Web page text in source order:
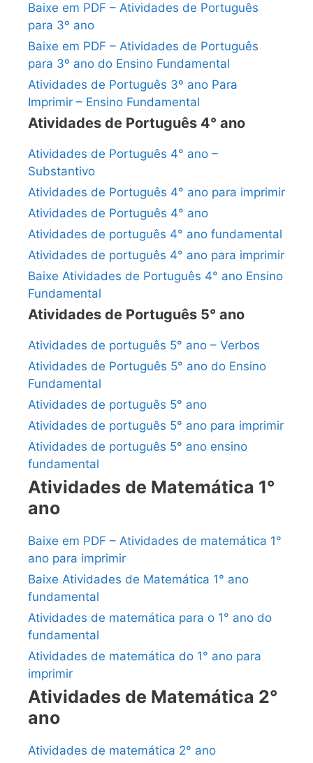
Baixe em PDF – Atividades de Português
para 3º ano
Baixe em PDF – Atividades de Português
para 3º ano do Ensino Fundamental
Atividades de Português 3º ano Para
Imprimir – Ensino Fundamental
Atividades de Português 4° ano
Atividades de Português 4° ano –
Substantivo
Atividades de Português 4° ano para imprimir
Atividades de Português 4° ano
Atividades de português 4° ano fundamental
Atividades de português 4° ano para imprimir
Baixe Atividades de Português 4° ano Ensino
Fundamental
Atividades de Português 5° ano
Atividades de português 5° ano – Verbos
Atividades de Português 5° ano do Ensino
Fundamental
Atividades de português 5° ano
Atividades de português 5° ano para imprimir
Atividades de português 5° ano ensino
fundamental
Atividades de Matemática 1°
ano
Baixe em PDF – Atividades de matemática 1°
ano para imprimir
Baixe Atividades de Matemática 1° ano
fundamental
Atividades de matemática para o 1° ano do
fundamental
Atividades de matemática do 1° ano para
imprimir
Atividades de Matemática 2°
ano
Atividades de matemática 2° ano